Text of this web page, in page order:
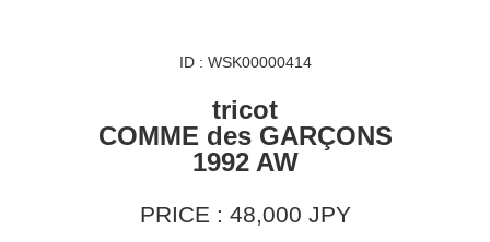
ID : WSK00000414
tricot
COMME des GARÇONS
1992 AW
PRICE : 48,000 JPY